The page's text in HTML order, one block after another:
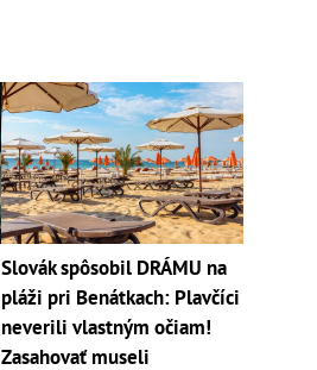
Slovák spôsobil DRÁMU na
pláži pri Benátkach: Plavčíci
neverili vlastným očiam!
Zasahovať museli